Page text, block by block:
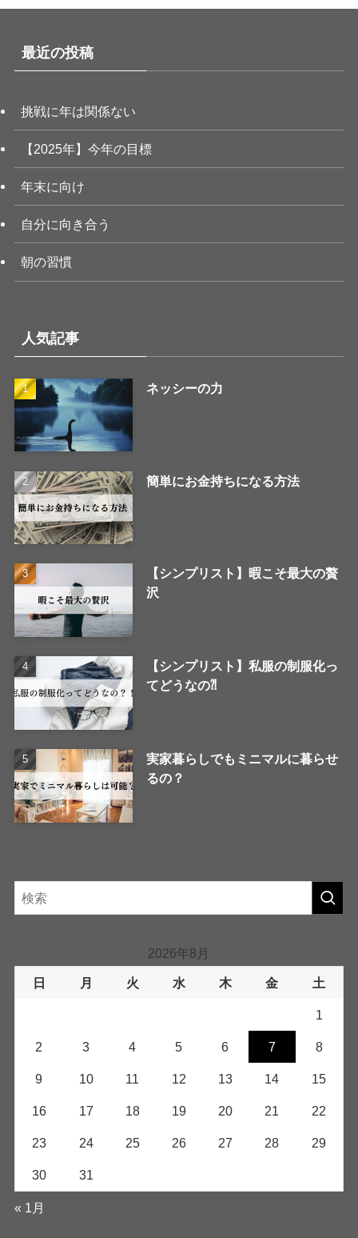
最近の投稿
挑戦に年は関係ない
【2025年】今年の目標
年末に向け
自分に向き合う
朝の習慣
人気記事
ネッシーの力
簡単にお金持ちになる方法
【シンプリスト】暇こそ最大の贅
沢
【シンプリスト】私服の制服化っ
てどうなの⁈
実家暮らしでもミニマルに暮らせ
るの？
2026年8月
日 月 火 水 木 金 土
1
2 3 4 5 6 7 8
9 10 11 12 13 14 15
16 17 18 19 20 21 22
23 24 25 26 27 28 29
30 31
« 1月